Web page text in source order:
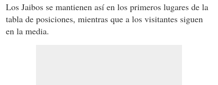
Los Jaibos se mantienen así en los primeros lugares de la
tabla de posiciones, mientras que a los visitantes siguen
en la media.